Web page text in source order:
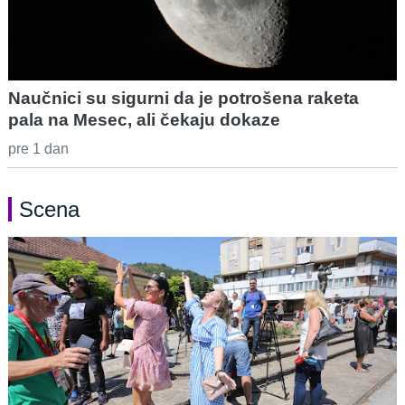
Naučnici su sigurni da je potrošena raketa
pala na Mesec, ali čekaju dokaze
pre 1 dan
Scena